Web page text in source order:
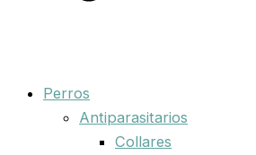
Perros
Antiparasitarios
Collares